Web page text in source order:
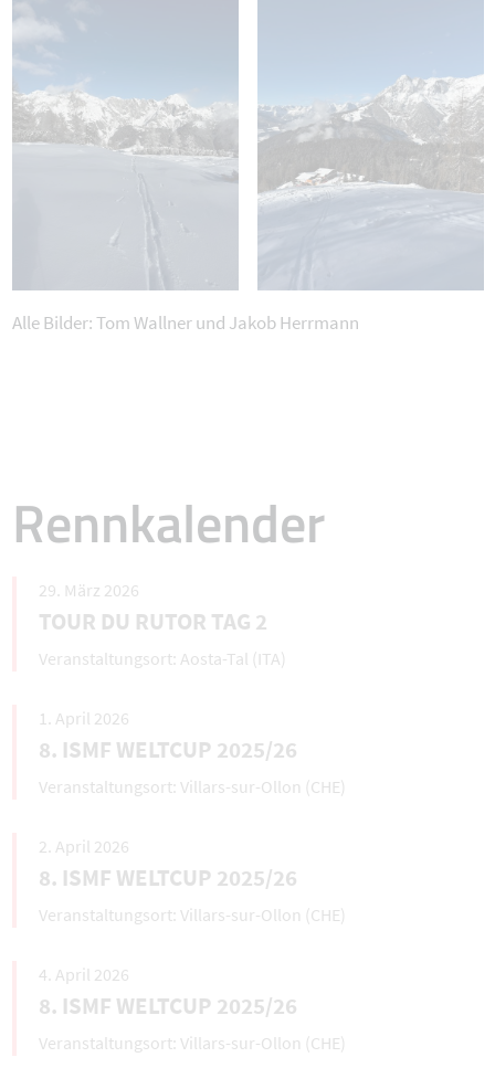
Alle Bilder: Tom Wallner und Jakob Herrmann
Rennkalender
29. März 2026
TOUR DU RUTOR TAG 2
Aosta-Tal (ITA)
1. April 2026
8. ISMF WELTCUP 2025/26
Villars-sur-Ollon (CHE)
2. April 2026
8. ISMF WELTCUP 2025/26
Villars-sur-Ollon (CHE)
4. April 2026
8. ISMF WELTCUP 2025/26
Villars-sur-Ollon (CHE)